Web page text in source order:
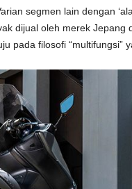
segmen lain dengan
dijual oleh merek Jepang
pada filosofi “multifungsi”